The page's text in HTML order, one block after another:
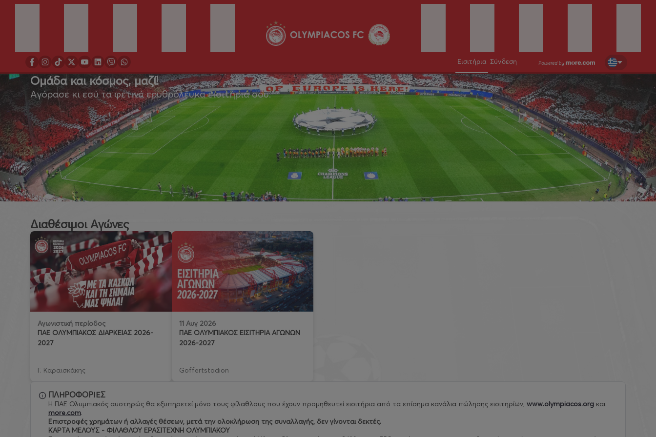
Εισιτήρια Σύνδεση
Ομάδα και κόσμος, μαζί!
Αγόρασε κι εσύ τα φετινά ερυθρόλευκα εισιτήριά σου.
Διαθέσιμοι Αγώνες
Αγωνιστική περίοδος
ΠΑΕ ΟΛΥΜΠΙΑΚΟΣ ΔΙΑΡΚΕΙΑΣ 2026-
2027
Γ. Καραϊσκάκης
11 Αυγ 2026
ΠΑΕ ΟΛΥΜΠΙΑΚΟΣ ΕΙΣΙΤΗΡΙΑ ΑΓΩΝΩΝ
2026-2027
Goffertstadion
ΠΛΗΡΟΦΟΡΙΕΣ
Η ΠΑΕ Ολυμπιακός αυστηρώς θα εξυπηρετεί μόνο τους φίλαθλους που έχουν προμηθευτεί εισιτήρια από τα επίσημα κανάλια πώλησης εισιτηρίων, www.olympiacos.org και
more.com.
Eπιστροφές χρημάτων ή αλλαγές θέσεων, μετά την ολοκλήρωση της συναλλαγής, δεν γίνονται δεκτές.
ΚΑΡΤΑ ΜΕΛΟΥΣ - ΦΙΛΑΘΛΟΥ ΕΡΑΣΙΤΕΧΝΗ ΟΛΥΜΠΙΑΚΟΥ